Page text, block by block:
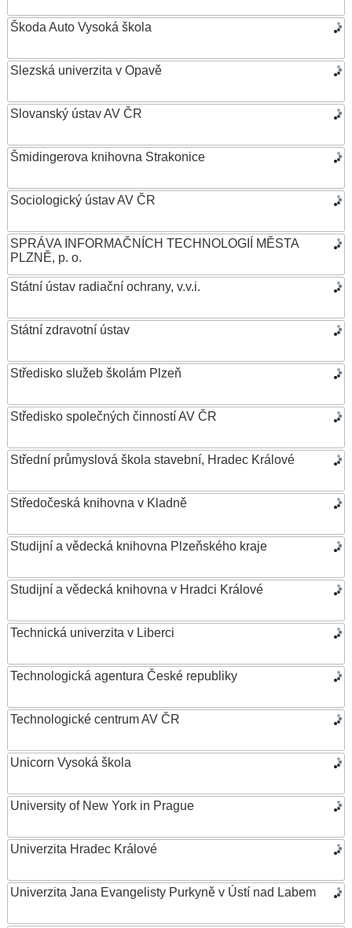
Škoda Auto Vysoká škola
Slezská univerzita v Opavě
Slovanský ústav AV ČR
Šmidingerova knihovna Strakonice
Sociologický ústav AV ČR
SPRÁVA INFORMAČNÍCH TECHNOLOGIÍ MĚSTA
PLZNĚ, p. o.
Státní ústav radiační ochrany, v.v.i.
Státní zdravotní ústav
Středisko služeb školám Plzeň
Středisko společných činností AV ČR
Střední průmyslová škola stavební, Hradec Králové
Středočeská knihovna v Kladně
Studijní a vědecká knihovna Plzeňského kraje
Studijní a vědecká knihovna v Hradci Králové
Technická univerzita v Liberci
Technologická agentura České republiky
Technologické centrum AV ČR
Unicorn Vysoká škola
University of New York in Prague
Univerzita Hradec Králové
Univerzita Jana Evangelisty Purkyně v Ústí nad Labem